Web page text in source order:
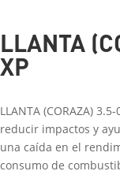
LLANTA
XP
LLANTA (CORAZA)
reducir impactos y
una caída en el
consumo de